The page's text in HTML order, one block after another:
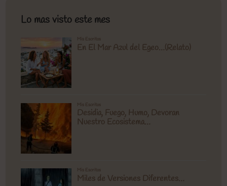
Lo mas visto este mes